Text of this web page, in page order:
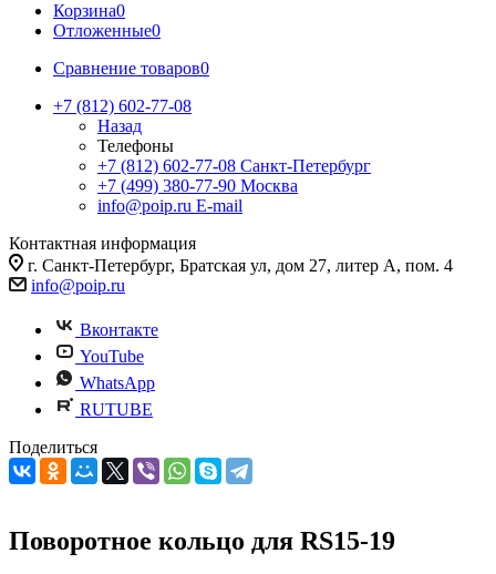
Корзина0
Отложенные0
Сравнение товаров0
+7 (812) 602-77-08
Назад
Телефоны
+7 (812) 602-77-08 Санкт-Петербург
+7 (499) 380-77-90 Москва
info@poip.ru E-mail
Контактная информация
г. Санкт-Петербург, Братская ул, дом 27, литер А, пом. 4
info@poip.ru
Вконтакте
YouTube
WhatsApp
RUTUBE
Поделиться
Поворотное кольцо для RS15-19